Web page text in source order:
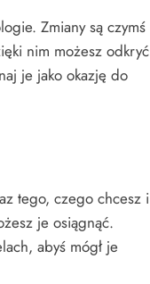
Zmiany są czymś
nim możesz odkryć
je jako okazję do
tego, czego chcesz i
je osiągnąć.
abyś mógł je